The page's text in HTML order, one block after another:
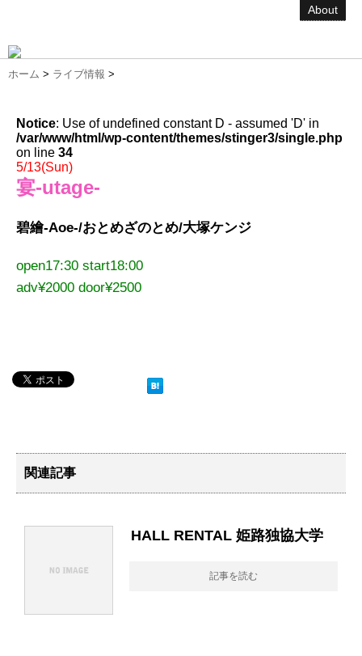
About
ホーム > ライブ情報 >
Notice: Use of undefined constant D - assumed 'D' in
/var/www/html/wp-content/themes/stinger3/single.php
on line 34
5/13(Sun)
宴-utage-
碧繪-Aoe-/おとめざのとめ/大塚ケンジ
open17:30 start18:00
adv¥2000 door¥2500
関連記事
HALL RENTAL 姫路独協大学
記事を読む